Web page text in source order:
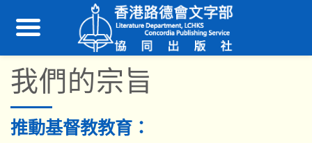
我們的宗旨
推動基督教教育：